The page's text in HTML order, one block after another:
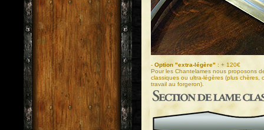
- Option "extra-légère" : + 120€
Pour les Chantelames nous proposons
classiques ou ultra-légères (plus chères,
travail au forgeron).